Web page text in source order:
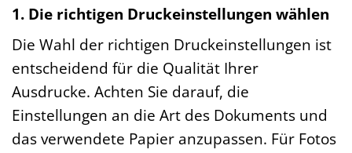
1. Die richtigen Druckeinstellungen wählen
Die Wahl der richtigen Druckeinstellungen ist
entscheidend für die Qualität Ihrer
Ausdrucke. Achten Sie darauf, die
Einstellungen an die Art des Dokuments und
das verwendete Papier anzupassen. Für Fotos